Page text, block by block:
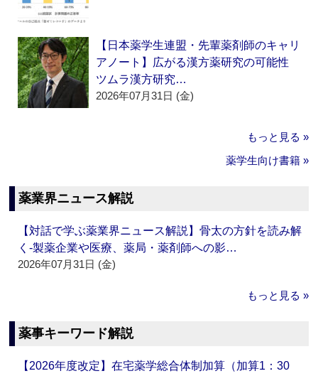
【日本薬学生連盟・先輩薬剤師のキャリ
アノート】広がる漢方薬研究の可能性
ツムラ漢方研究…
2026年07月31日 (金)
もっと見る »
薬学生向け書籍 »
薬業界ニュース解説
【対話で学ぶ薬業界ニュース解説】骨太の方針を読み解
く‐製薬企業や医療、薬局・薬剤師への影…
2026年07月31日 (金)
もっと見る »
薬事キーワード解説
【2026年度改定】在宅薬学総合体制加算（加算1：30